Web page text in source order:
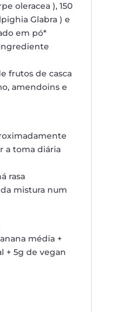
oleracea ), 150
Glabra ) e
em pó*
frutos de casca
amendoins e
a toma diária
rasa
mistura num
média +
+ 5g de vegan